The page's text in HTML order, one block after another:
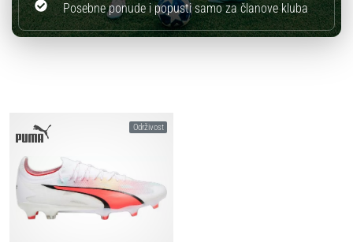
Posebne ponude i popusti samo za članove kluba
Održivost